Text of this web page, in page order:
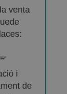
venta
i
de